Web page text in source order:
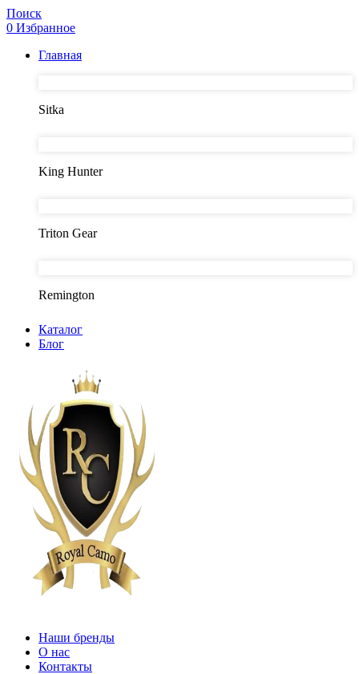
Поиск
0 Избранное
Главная
Sitka
King Hunter
Triton Gear
Remington
Каталог
Блог
Наши бренды
О нас
Контакты